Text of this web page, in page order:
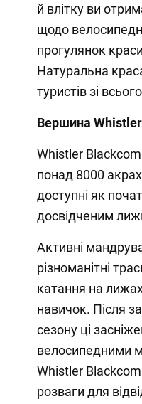
й влітку ви
щодо
прогулянок
Натуральна
туристів зі
Вершина
Whistler
понад 8000 акрах
доступні як
досвідченим
Активні
різноманітні
катання на
навичок. Після
сезону ці
велосипедними
Whistler
розваги для